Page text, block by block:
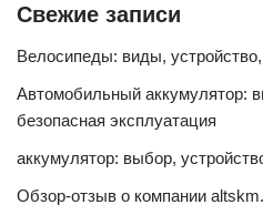
Свежие записи
Велосипеды: виды,
Автомобильный аккумулятор:
безопасная эксплуатация
аккумулятор: выбор,
Обзор-отзыв о компании